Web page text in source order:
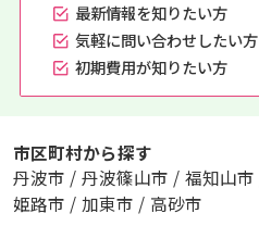
最新情報を知りたい方
気軽に問い合わせしたい方
初期費用が知りたい方
市区町村から探す
丹波市 / 丹波篠山市 / 福知山市
姫路市 / 加東市 / 高砂市